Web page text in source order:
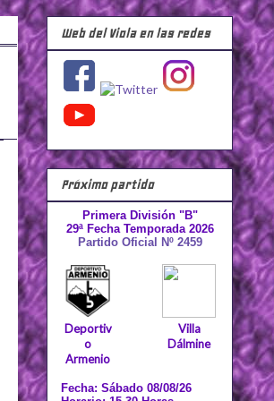
Web del Viola en las redes
Próximo partido
Primera División "B"
29ª Fecha Temporada 2026
Partido Oficial Nº 2459
Deportiv
o
Armenio
Villa
Dálmine
Fecha: Sábado 08/08/26